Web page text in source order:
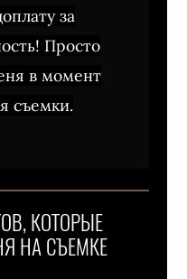
за
Просто
в момент
съемки.
КОТОРЫЕ
НА СЪЕМКЕ